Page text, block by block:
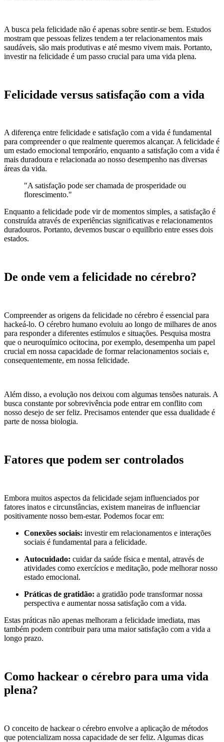
A busca pela felicidade não é apenas sobre sentir-se bem. Estudos
mostram que pessoas felizes tendem a ter relacionamentos mais
saudáveis, são mais produtivas e até mesmo vivem mais. Portanto,
investir na felicidade é um passo crucial para uma vida plena.
Felicidade versus satisfação com a vida
A diferença entre felicidade e satisfação com a vida é fundamental
para compreender o que realmente queremos alcançar. A felicidade é
um estado emocional temporário, enquanto a satisfação com a vida é
mais duradoura e relacionada ao nosso desempenho nas diversas
áreas da vida.
"A satisfação pode ser chamada de prosperidade ou
florescimento."
Enquanto a felicidade pode vir de momentos simples, a satisfação é
construída através de experiências significativas e relacionamentos
duradouros. Portanto, devemos buscar o equilíbrio entre esses dois
estados.
De onde vem a felicidade no cérebro?
Compreender as origens da felicidade no cérebro é essencial para
hackeá-lo. O cérebro humano evoluiu ao longo de milhares de anos
para responder a diferentes estímulos e situações. Pesquisa mostra
que o neuroquímico ocitocina, por exemplo, desempenha um papel
crucial em nossa capacidade de formar relacionamentos sociais e,
consequentemente, em nossa felicidade.
Além disso, a evolução nos deixou com algumas tensões naturais. A
busca constante por sobrevivência pode entrar em conflito com
nosso desejo de ser feliz. Precisamos entender que essa dualidade é
parte de nossa biologia.
Fatores que podem ser controlados
Embora muitos aspectos da felicidade sejam influenciados por
fatores inatos e circunstâncias, existem maneiras de influenciar
positivamente nosso bem-estar. Podemos focar em:
Conexões sociais: investir em relacionamentos e interações
sociais é fundamental para a felicidade.
Autocuidado: cuidar da saúde física e mental, através de
atividades como exercícios e meditação, pode melhorar nosso
estado emocional.
Práticas de gratidão: a gratidão pode transformar nossa
perspectiva e aumentar nossa satisfação com a vida.
Estas práticas não apenas melhoram a felicidade imediata, mas
também podem contribuir para uma maior satisfação com a vida a
longo prazo.
Como hackear o cérebro para uma vida
plena?
O conceito de hackear o cérebro envolve a aplicação de métodos
que potencializam nossa capacidade de ser feliz. Algumas dicas